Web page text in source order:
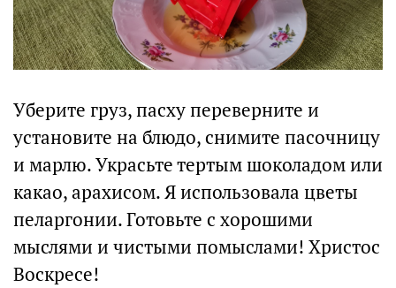
Уберите груз, пасху переверните и
установите на блюдо, снимите пасочницу
и марлю. Украсьте тертым шоколадом или
какао, арахисом. Я использовала цветы
пеларгонии. Готовьте с хорошими
мыслями и чистыми помыслами! Христос
Воскресе!